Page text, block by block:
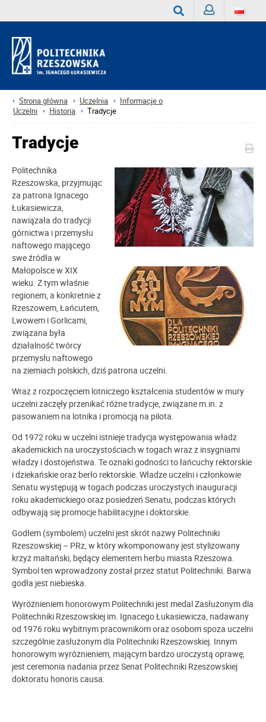
Strona główna Uczelnia
Informacje o
Uczelni
Historia Tradycje
Tradycje
Politechnika
Rzeszowska, przyjmując
za patrona Ignacego
Łukasiewicza,
nawiązała do tradycji
górnictwa i przemysłu
naftowego mającego
swe źródła w
Małopolsce w XIX
wieku. Z tym właśnie
regionem, a konkretnie z
Rzeszowem, Łańcutem,
Lwowem i Gorlicami,
związana była
działalność twórcy
przemysłu naftowego
na ziemiach polskich, dziś patrona uczelni.
Wraz z rozpoczęciem lotniczego kształcenia studentów w mury
uczelni zaczęły przenikać różne tradycje, związane m.in. z
pasowaniem na lotnika i promocją na pilota.
Od 1972 roku w uczelni istnieje tradycja występowania władz
akademickich na uroczystościach w togach wraz z insygniami
władzy i dostojeństwa. Te oznaki godności to łańcuchy rektorskie
i dziekańskie oraz berło rektorskie. Władze uczelni i członkowie
Senatu występują w togach podczas uroczystych inauguracji
roku akademickiego oraz posiedzeń Senatu, podczas których
odbywają się promocje habilitacyjne i doktorskie.
Godłem (symbolem) uczelni jest skrót nazwy Politechniki
Rzeszowskiej – PRz, w który wkomponowany jest stylizowany
krzyż maltański, będący elementem herbu miasta Rzeszowa.
Symbol ten wprowadzony został przez statut Politechniki. Barwa
godła jest niebieska.
Wyróżnieniem honorowym Politechniki jest medal Zasłużonym dla
Politechniki Rzeszowskiej im. Ignacego Łukasiewicza, nadawany
od 1976 roku wybitnym pracownikom oraz osobom spoza uczelni
szczególnie zasłużonym dla Politechniki Rzeszowskiej. Innym
honorowym wyróżnieniem, mającym bardzo uroczystą oprawę,
jest ceremonia nadania przez Senat Politechniki Rzeszowskiej
doktoratu honoris causa.